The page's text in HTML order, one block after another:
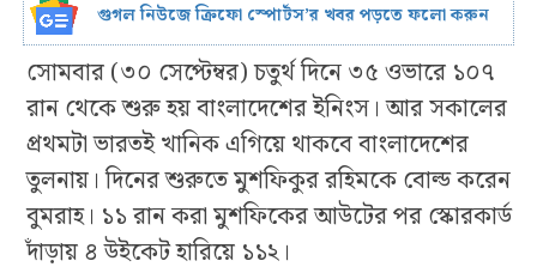
গুগল নিউজে ক্রিফো স্পোর্টস’র খবর পড়তে ফলো করুন
সোমবার (৩০ সেপ্টেম্বর) চতুর্থ দিনে ৩৫ ওভারে ১০৭
রান থেকে শুরু হয় বাংলাদেশের ইনিংস। আর সকালের
প্রথমটা ভারতই খানিক এগিয়ে থাকবে বাংলাদেশের
তুলনায়। দিনের শুরুতে মুশফিকুর রহিমকে বোল্ড করেন
বুমরাহ। ১১ রান করা মুশফিকের আউটের পর স্কোরকার্ড
দাঁড়ায় ৪ উইকেট হারিয়ে ১১২।